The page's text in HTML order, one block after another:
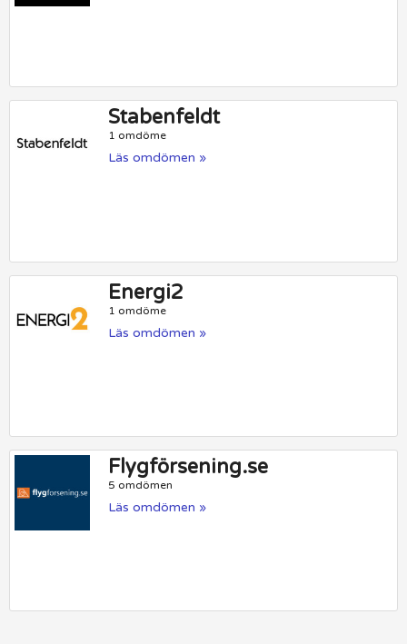
Stabenfeldt
1 omdöme
Läs omdömen »
Energi2
1 omdöme
Läs omdömen »
Flygförsening.se
5 omdömen
Läs omdömen »